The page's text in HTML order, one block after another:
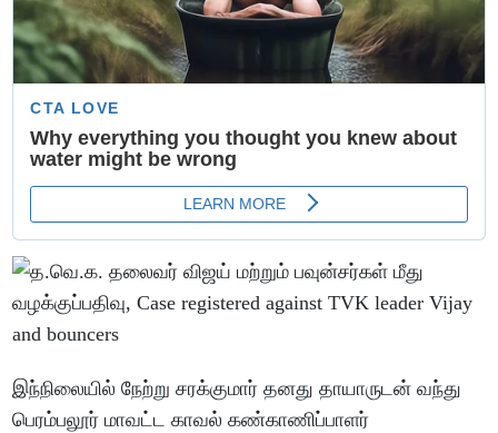
இந்நிலையில் நேற்று சரக்குமார் தனது தாயாருடன் வந்து
பெரம்பலூர் மாவட்ட காவல் கண்காணிப்பாளர்